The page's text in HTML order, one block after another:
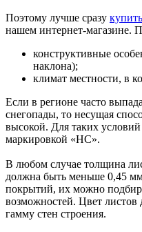
Поэтому лучше сразу
нашем интернет-магазине.
конструктивные
наклона);
климат местности, в
Если в регионе часто
снегопады, то несущая
высокой. Для таких
маркировкой «НС».
В любом случае толщина
должна быть меньше 0,45
покрытий, их можно
возможностей. Цвет
гамму стен строения.